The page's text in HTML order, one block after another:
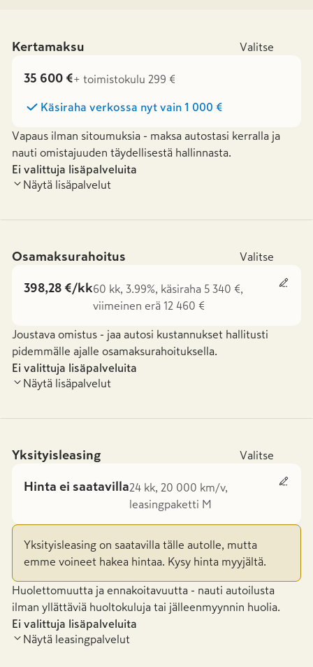
Kertamaksu Valitse
35 600 €+ toimistokulu 299 €
Käsiraha verkossa nyt vain 1 000 €
Vapaus ilman sitoumuksia - maksa autostasi kerralla ja
nauti omistajuuden täydellisestä hallinnasta.
Ei valittuja lisäpalveluita
Näytä lisäpalvelut
Osamaksurahoitus Valitse
398,28 €/kk60 kk, 3.99%, käsiraha 5 340 €,
viimeinen erä 12 460 €
Joustava omistus - jaa autosi kustannukset hallitusti
pidemmälle ajalle osamaksurahoituksella.
Ei valittuja lisäpalveluita
Näytä lisäpalvelut
Yksityisleasing Valitse
Hinta ei saatavilla24 kk, 20 000 km/v,
leasingpaketti M
Yksityisleasing on saatavilla tälle autolle, mutta
emme voineet hakea hintaa. Kysy hinta myyjältä.
Huolettomuutta ja ennakoitavuutta - nauti autoilusta
ilman yllättäviä huoltokuluja tai jälleenmyynnin huolia.
Ei valittuja lisäpalveluita
Näytä leasingpalvelut